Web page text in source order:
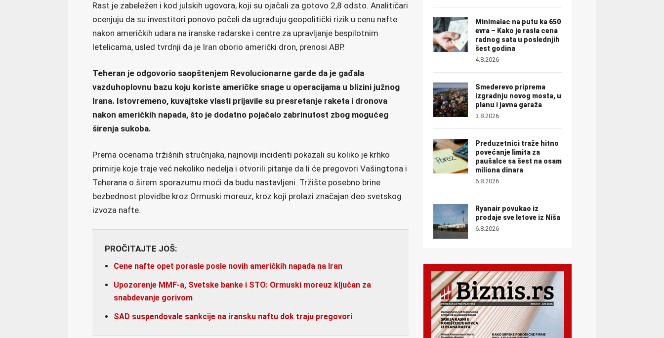
Rast je zabeležen i kod julskih ugovora, koji su ojačali za gotovo 2,8 odsto. Analitičari
ocenjuju da su investitori ponovo počeli da ugrađuju geopolitički rizik u cenu nafte
nakon američkih udara na iranske radarske i centre za upravljanje bespilotnim
letelicama, usled tvrdnji da je Iran oborio američki dron, prenosi ABP.
Teheran je odgovorio saopštenjem Revolucionarne garde da je gađala
vazduhoplovnu bazu koju koriste američke snage u operacijama u blizini južnog
Irana. Istovremeno, kuvajtske vlasti prijavile su presretanje raketa i dronova
nakon američkih napada, što je dodatno pojačalo zabrinutost zbog mogućeg
širenja sukoba.
Prema ocenama tržišnih stručnjaka, najnoviji incidenti pokazali su koliko je krhko
primirje koje traje već nekoliko nedelja i otvorili pitanje da li će pregovori Vašingtona i
Teherana o širem sporazumu moći da budu nastavljeni. Tržište posebno brine
bezbednost plovidbe kroz Ormuski moreuz, kroz koji prolazi značajan deo svetskog
izvoza nafte.
PROČITAJTE JOŠ:
Cene nafte opet porasle posle novih američkih napada na Iran
Upozorenje MMF-a, Svetske banke i STO: Ormuski moreuz ključan za
snabdevanje gorivom
SAD suspendovale sankcije na iransku naftu dok traju pregovori
Minimalac na putu ka 650
evra – Kako je rasla cena
radnog sata u poslednjih
šest godina
4.8.2026
Smederevo priprema
izgradnju novog mosta, u
planu i javna garaža
3.8.2026
Preduzetnici traže hitno
povećanje limita za
paušalce sa šest na osam
miliona dinara
6.8.2026
Ryanair povukao iz
prodaje sve letove iz Niša
6.8.2026